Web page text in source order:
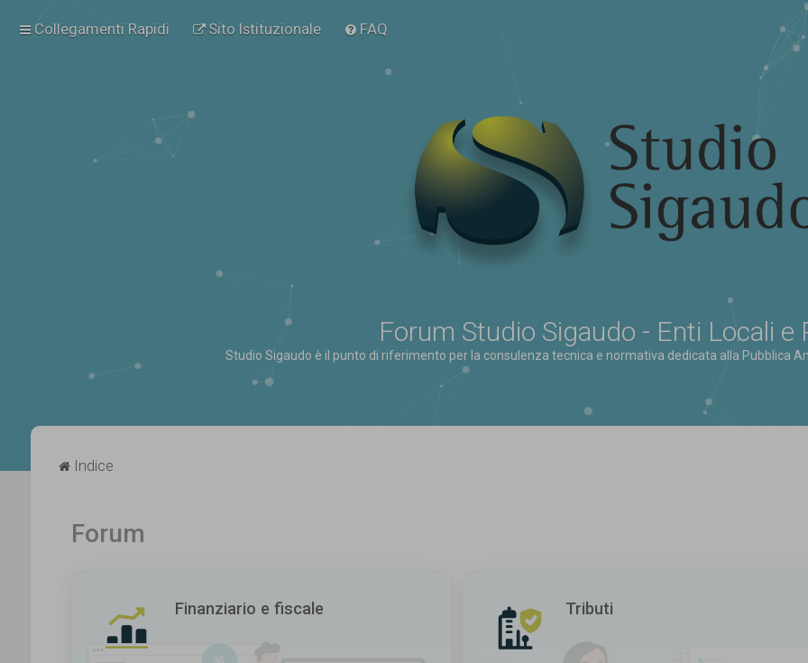
Collegamenti Rapidi Sito Istituzionale FAQ
Forum Studio Sigaudo - Enti Locali e
Studio Sigaudo è il punto di riferimento per la consulenza tecnica e normativa dedicata alla Pubblica
Indice
Forum
Finanziario e fiscale Tributi